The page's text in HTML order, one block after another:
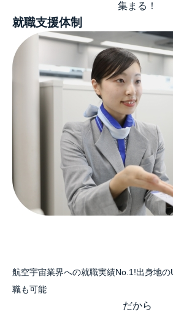
集まる！
就職支援体制
航空宇宙業界への就職実績No.1!出身地の
職も可能
だから